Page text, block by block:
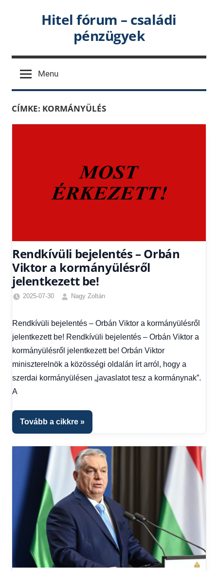
Hitel fórum – családi
pénzügyek
Menu
CÍMKE: KORMÁNYÜLÉS
Rendkívüli bejelentés – Orbán
Viktor a kormányülésről
jelentkezett be!
2025-07-30
Nagy Zoltán
hírek,
Gazdaság,
Hírek,
Hírek
kézből,
Rendkívüli bejelentés – Orbán Viktor a kormányülésről
jelentkezett be! Rendkívüli bejelentés – Orbán Viktor a
kormányülésről jelentkezett be! Orbán Viktor
miniszterelnök a közösségi oldalán írt arról, hogy a
szerdai kormányülésen „javaslatot tesz a kormánynak”.
A
Tovább a cikkre